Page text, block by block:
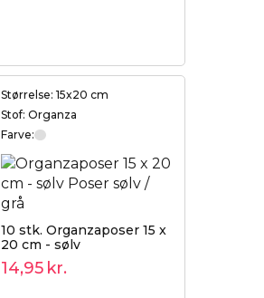
Størrelse: 15x20 cm
Stof: Organza
Farve:
10 stk. Organzaposer 15 x
20 cm - sølv
14,95 kr.